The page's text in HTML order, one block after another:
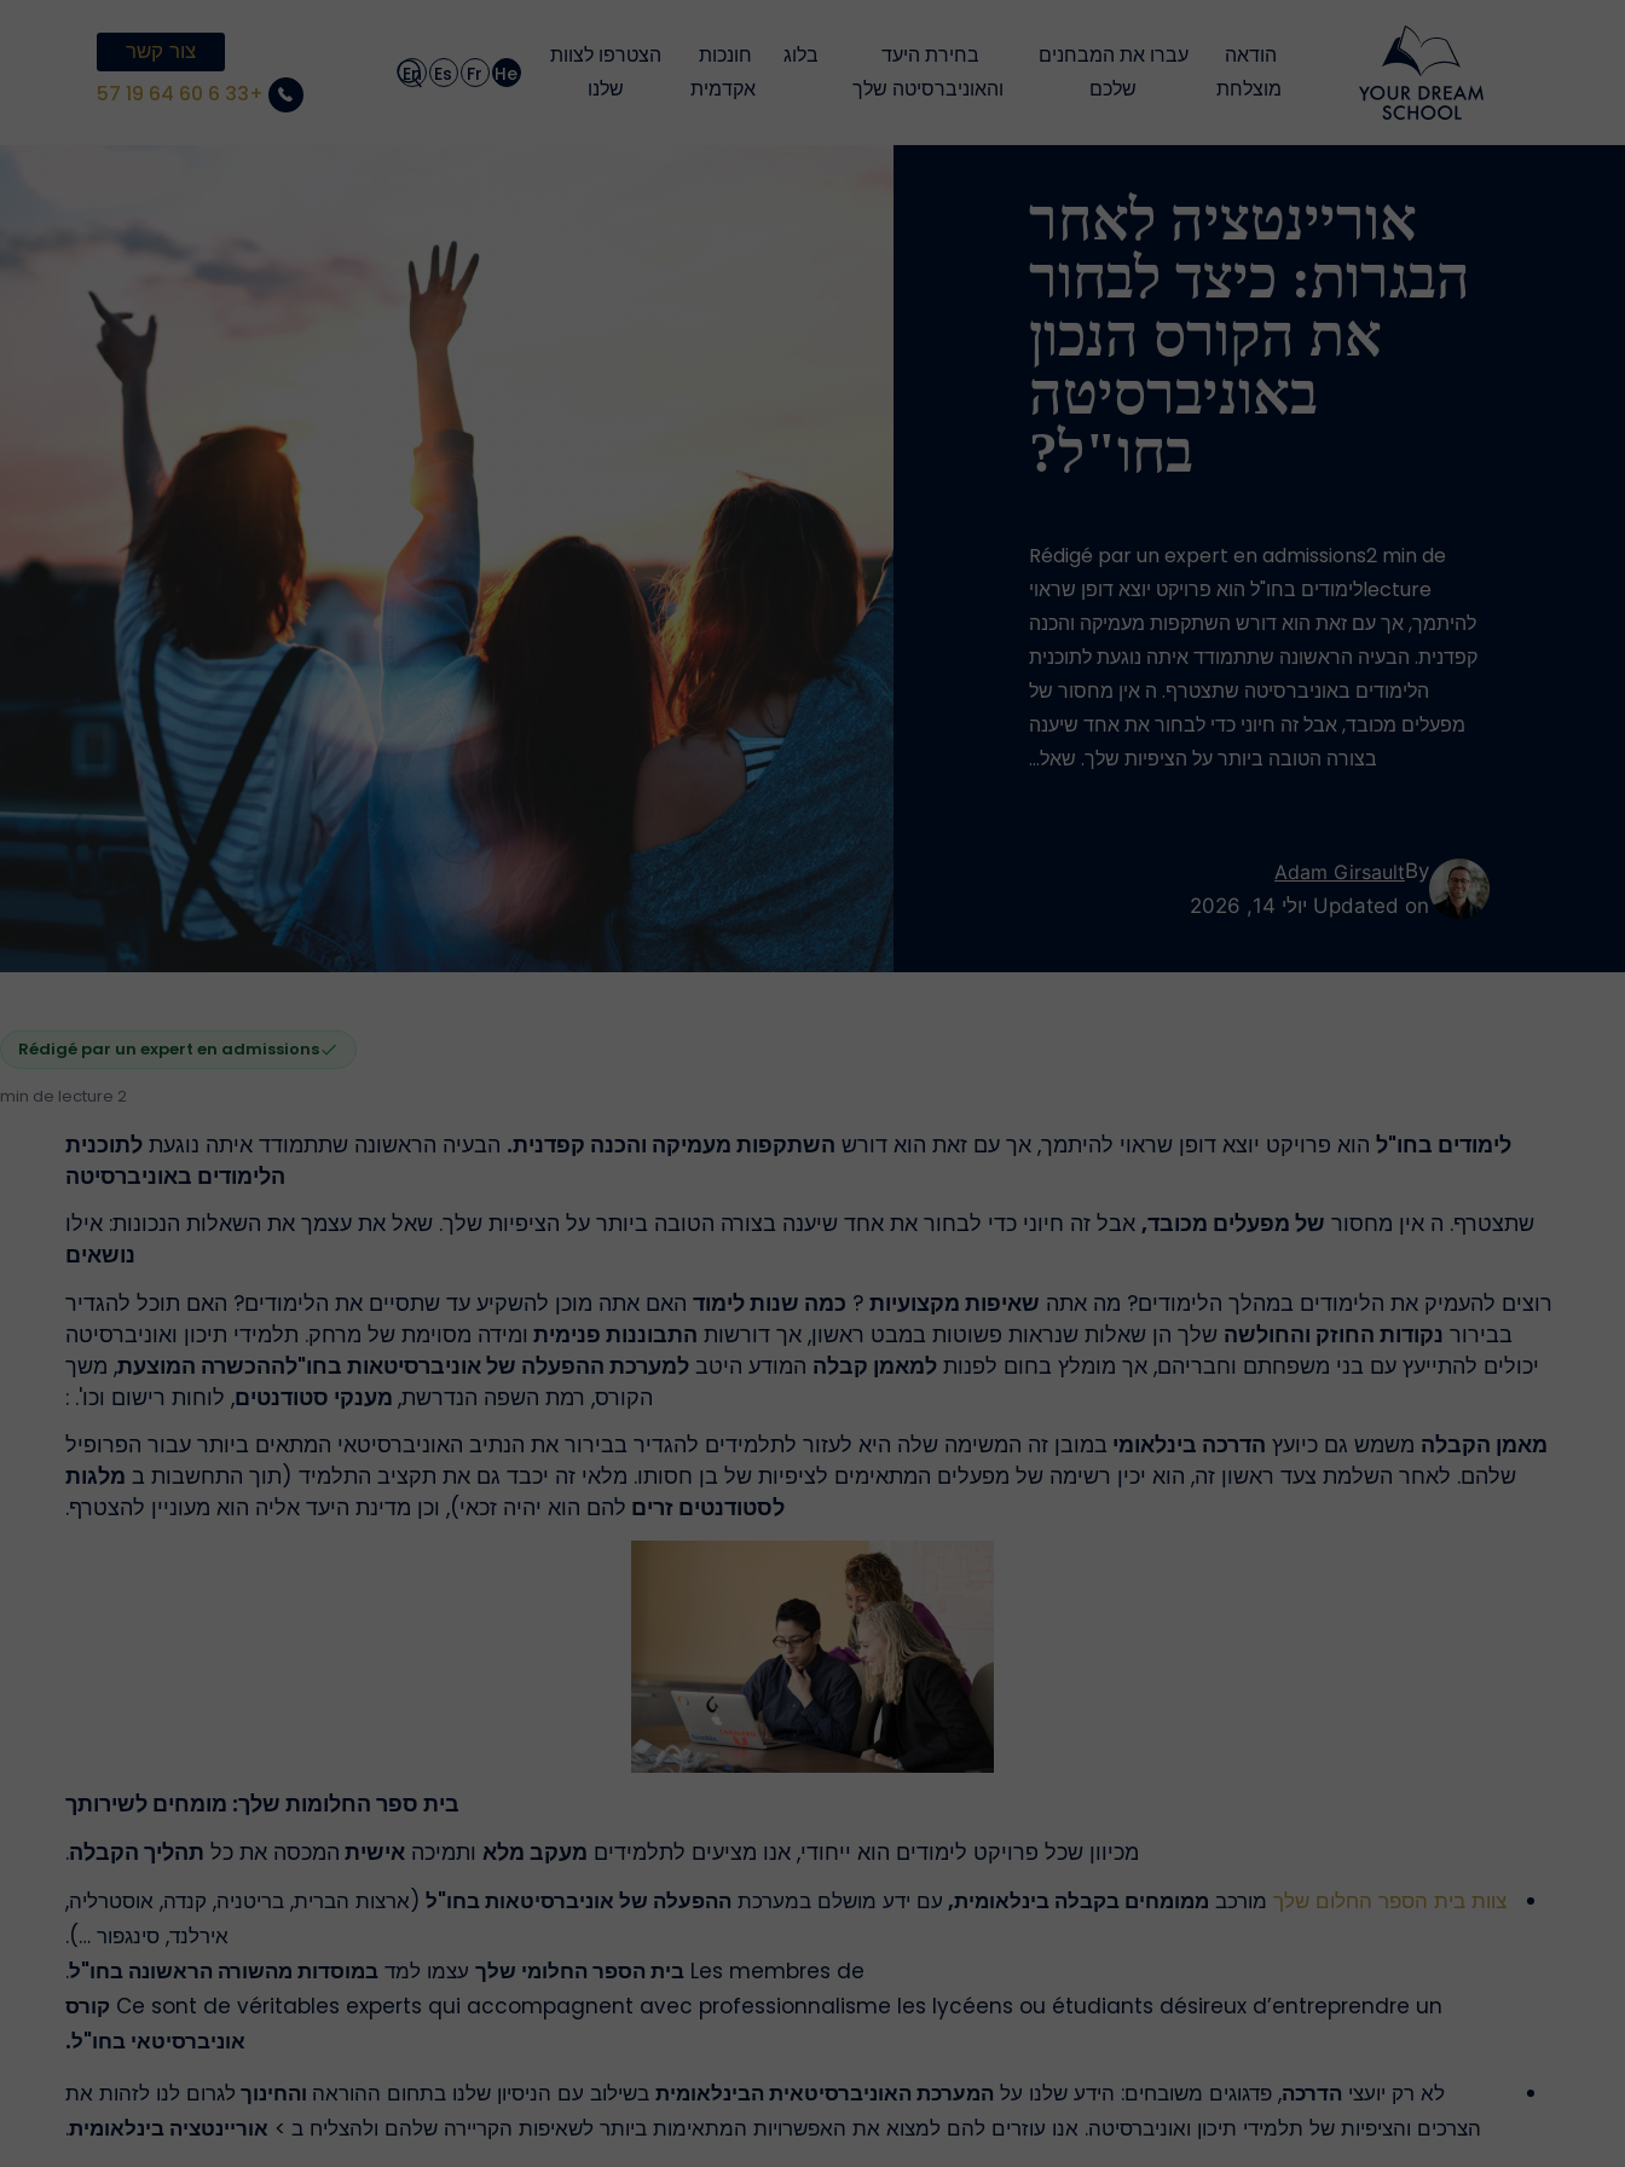
מוצלחת
שלכם
בחירת היעד
והאוניברסיטה שלך
בלוג
אקדמית
הצטרפו לצוות
שלנו
He
Fr
Es
En
צור קשר
+33 6 60 64 19 57
אוריינטציה לאחר
הבגרות: כיצד לבחור
את הקורס הנכון
באוניברסיטה
בחו"ל?
Rédigé par un expert en admissions2 min de
lectureלימודים בחו"ל הוא פרויקט יוצא דופן שראוי
להיתמך, אך עם זאת הוא דורש השתקפות מעמיקה והכנה
קפדנית. הבעיה הראשונה שתתמודד איתה נוגעת לתוכנית
הלימודים באוניברסיטה שתצטרף. ה אין מחסור של
מפעלים מכובד, אבל זה חיוני כדי לבחור את אחד שיענה
בצורה הטובה ביותר על הציפיות שלך. שאל…
By
Adam Girsault
Updated on יולי 14, 2026
Rédigé par un expert en admissions
2 min de lecture
לימודים בחו"ל הוא פרויקט יוצא דופן שראוי להיתמך, אך עם זאת הוא דורש השתקפות מעמיקה והכנה קפדנית. הבעיה הראשונה שתתמודד איתה נוגעתלתוכנית
הלימודים באוניברסיטה
שתצטרף. האין מחסור של מפעלים מכובד, אבל זה חיוני כדי לבחור את אחד שיענה בצורה הטובה ביותר על הציפיות שלך.שאלאת עצמך את השאלות הנכונות: אילו
נושאים
רוצים להעמיק את הלימודים במהלך הלימודים? מה אתה שאיפות מקצועיות ? כמה שנות לימוד האם אתה מוכן להשקיע עד שתסיים את הלימודים? האם תוכל להגדיר
בבירור נקודות החוזק והחולשה שלך הןשאלות שנראות פשוטות במבט ראשון, אך דורשות התבוננות פנימית ומידה מסוימת של מרחק. תלמידי תיכון ואוניברסיטה
יכולים להתייעץ עם בני משפחתם וחבריהם, אך מומלץ בחום לפנותלמאמן קבלה המודע היטבלמערכת ההפעלה של אוניברסיטאות בחו"לההכשרה המוצעת, משך
הקורס, רמת השפה הנדרשת, מענקי סטודנטים, לוחות רישום וכו'.:
מאמן הקבלה משמש גם כיועץ הדרכה בינלאומי במובן זה המשימה שלה היא לעזור לתלמידים להגדיר בבירור את הנתיב האוניברסיטאי המתאים ביותר עבור הפרופיל
שלהם. לאחר השלמת צעד ראשון זה, הוא יכין רשימה של מפעלים המתאימים לציפיות של בן חסותו. מלאי זה יכבד גם את תקציב התלמיד (תוך התחשבות ב מלגות
לסטודנטים זרים להם הוא יהיה זכאי), וכן מדינת היעד אליה הוא מעוניין להצטרף.
בית ספר החלומות שלך: מומחים לשירותך
מכיוון שכל פרויקט לימודים הוא ייחודי, אנו מציעים לתלמידים מעקב מלא ותמיכהאישית המכסה את כל תהליך הקבלה.
צוות בית הספר החלום שלך מורכב ממומחים בקבלה בינלאומית, עם ידע מושלם במערכת ההפעלה של אוניברסיטאות בחו"ל (ארצות הברית, בריטניה, קנדה, אוסטרליה,
אירלנד, סינגפור …).
Les membres de בית הספר החלומי שלך עצמו למדבמוסדות מהשורה הראשונה בחו"ל.
Ce sont de véritables experts qui accompagnent avec professionnalisme les lycéens ou étudiants désireux d’entreprendre un קורס
אוניברסיטאי בחו"ל.
לא רק יועצי הדרכה, פדגוגים משובחים: הידע שלנו על המערכת האוניברסיטאית הבינלאומית בשילוב עם הניסיון שלנו בתחום ההוראה והחינוך לגרום לנו לזהות את
הצרכים והציפיות של תלמידי תיכון ואוניברסיטה. אנו עוזרים להם למצוא את האפשרויות המתאימות ביותר לשאיפות הקריירה שלהם ולהצליח ב > אוריינטציה בינלאומית.